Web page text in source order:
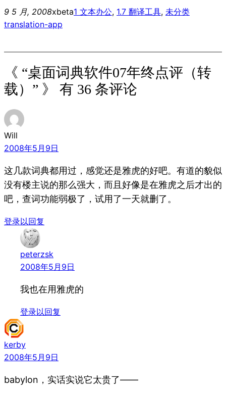
9 5 月, 2008xbeta1 文本办公, 1.7 翻译工具, 未分类
translation-app
《 “桌面词典软件07年终点评（转
载）” 》 有 36 条评论
Will
2008年5月9日
这几款词典都用过，感觉还是雅虎的好吧。有道的貌似
没有楼主说的那么强大，而且好像是在雅虎之后才出的
吧，查词功能弱极了，试用了一天就删了。
登录以回复
peterzsk
2008年5月9日
我也在用雅虎的
登录以回复
kerby
2008年5月9日
babylon，实话实说它太贵了——